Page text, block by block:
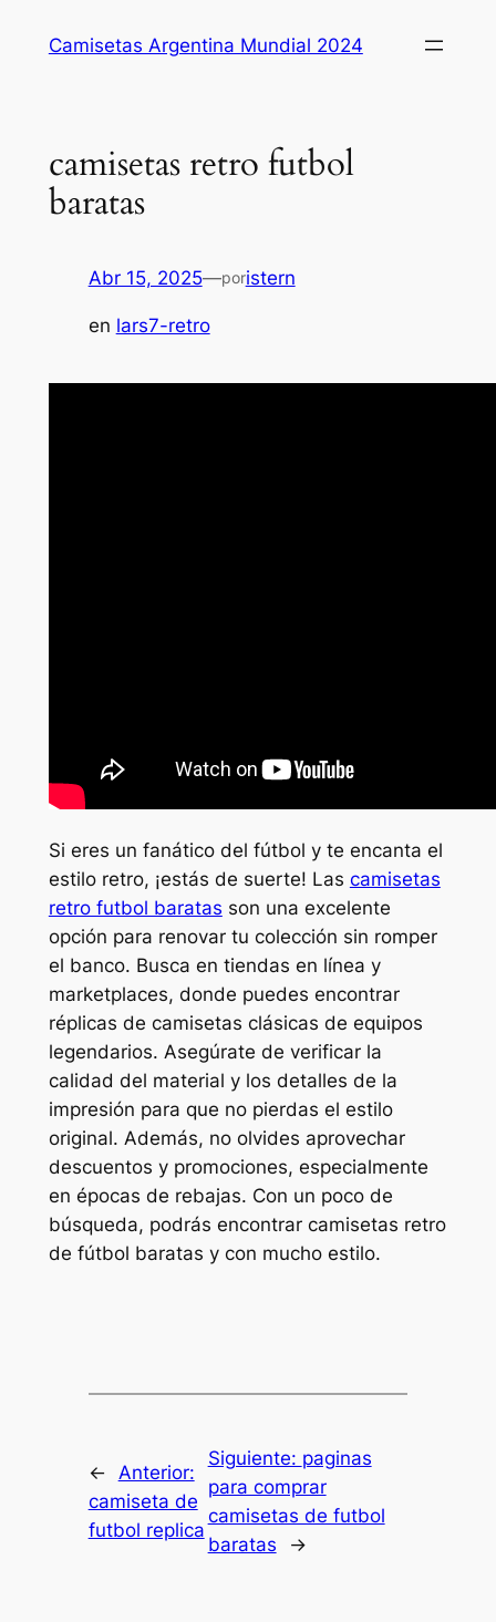
Camisetas Argentina Mundial 2024
camisetas retro futbol
baratas
Abr 15, 2025—poristern
en lars7-retro
Si eres un fanático del fútbol y te encanta el
estilo retro, ¡estás de suerte! Las camisetas
retro futbol baratas son una excelente
opción para renovar tu colección sin romper
el banco. Busca en tiendas en línea y
marketplaces, donde puedes encontrar
réplicas de camisetas clásicas de equipos
legendarios. Asegúrate de verificar la
calidad del material y los detalles de la
impresión para que no pierdas el estilo
original. Además, no olvides aprovechar
descuentos y promociones, especialmente
en épocas de rebajas. Con un poco de
búsqueda, podrás encontrar camisetas retro
de fútbol baratas y con mucho estilo.
← Anterior:
camiseta de
futbol replica
Siguiente: paginas
para comprar
camisetas de futbol
baratas
→